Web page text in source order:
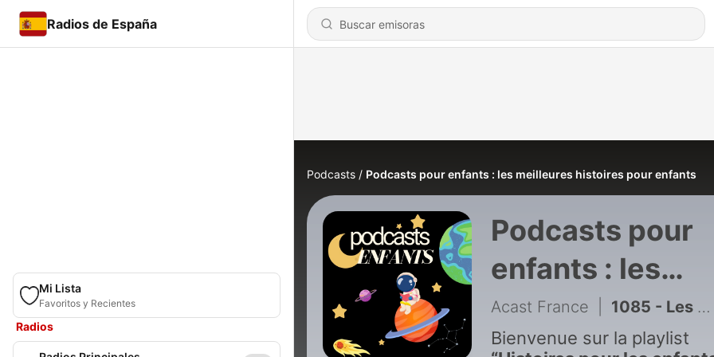
Radios de España
Mi Lista
Favoritos y Recientes
Radios
Podcasts Podcasts pour enfants : les meilleures histoires pour enfants
Podcasts pour
enfants : les
meilleures
histoires pour
Acast France 1085 - Les P'tites Histoires - La langue vivante - Un été incroyable - S07E06
Bienvenue sur la playlist